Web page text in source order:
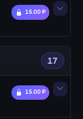
15.00 Ᵽ
17
15.00 Ᵽ